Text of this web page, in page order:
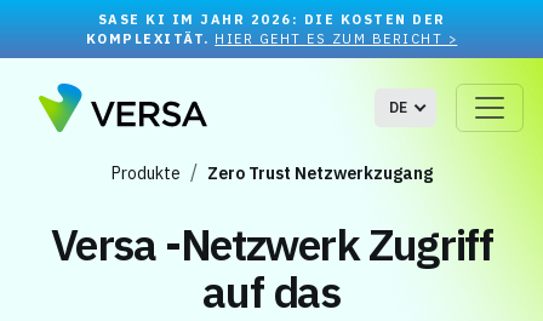
SASE KI IM JAHR 2026: DIE KOSTEN DER
KOMPLEXITÄT. HIER GEHT ES ZUM BERICHT >
DE
Produkte Zero Trust Netzwerkzugang
Versa -Netzwerk Zugriff
auf das